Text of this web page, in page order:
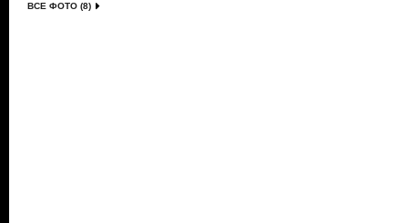
ВСЕ ФОТО (8)